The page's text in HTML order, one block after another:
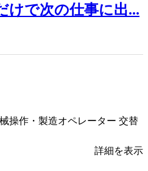
けで次の仕事に出...
操作・製造オペレーター 交替
詳細を表示